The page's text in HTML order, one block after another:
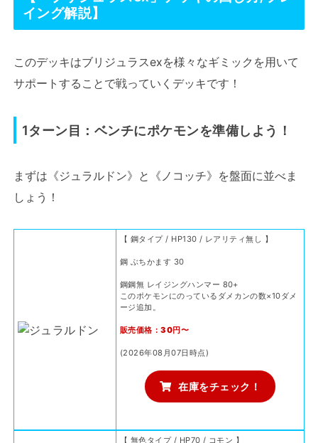
イング解説】
このデッキはブリジュラスexを様々なギミックを用いて
サポートすることで戦っていくデッキです！
1ターン目：ベンチにポケモンを準備しよう！
まずは《ジュラルドン》と《ノコッチ》を盤面に並べま
しょう！
【 鋼タイプ / HP130 / レアリティ無し 】
鋼 ぶちかます 30
鋼鋼無 レイジングハンマー 80+
このポケモンにのっているダメカンの数×10ダメ
ージ追加。
販売価格：30円〜
(2026年08月07日時点)
在庫をチェック！
【 無色タイプ / HP70 / コモン 】